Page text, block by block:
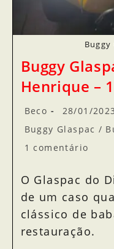
Buggy
Buggy
Henrique –
Beco
28/01/2023
Buggy Glaspac /
1 comentário
O Glaspac do
de um caso
clássico de
restauração.